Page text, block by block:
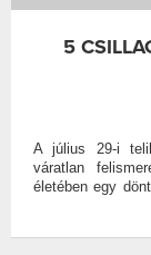
5
A július 29-i
váratlan
életében egy